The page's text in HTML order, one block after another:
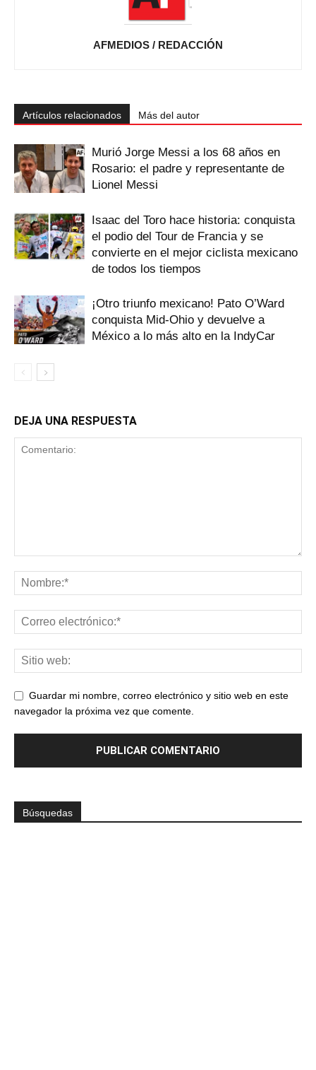
AFMEDIOS / REDACCIÓN
Artículos relacionados Más del autor
Murió Jorge Messi a los 68 años en
Rosario: el padre y representante de
Lionel Messi
Isaac del Toro hace historia: conquista
el podio del Tour de Francia y se
convierte en el mejor ciclista mexicano
de todos los tiempos
¡Otro triunfo mexicano! Pato O’Ward
conquista Mid-Ohio y devuelve a
México a lo más alto en la IndyCar
DEJA UNA RESPUESTA
Guardar mi nombre, correo electrónico y sitio web en este
navegador la próxima vez que comente.
Búsquedas